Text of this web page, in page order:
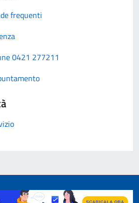
frequenti
0421 277211